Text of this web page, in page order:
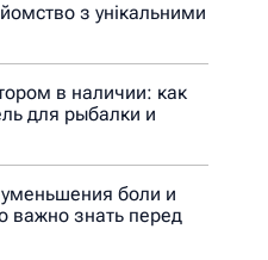
з унікальними
в наличии: как
для рыбалки и
боли и
важно знать перед